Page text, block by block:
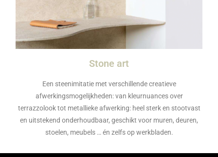
Stone art
Een steenimitatie met verschillende creatieve
afwerkingsmogelijkheden: van kleurnuances over
terrazzolook tot metallieke afwerking: heel sterk en stootvast
en uitstekend onderhoudbaar, geschikt voor muren, deuren,
stoelen, meubels … én zelfs op werkbladen.